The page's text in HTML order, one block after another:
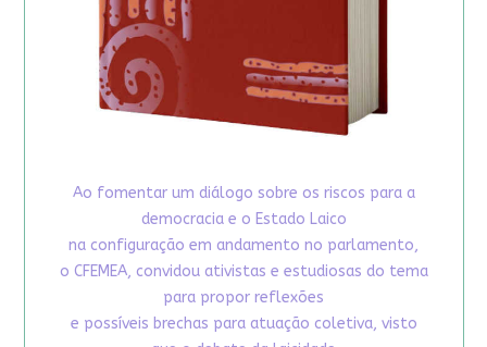
Ao fomentar um diálogo sobre os riscos para a
democracia e o Estado Laico
na configuração em andamento no parlamento,
o CFEMEA, convidou ativistas e estudiosas do tema
para propor reflexões
e possíveis brechas para atuação coletiva, visto